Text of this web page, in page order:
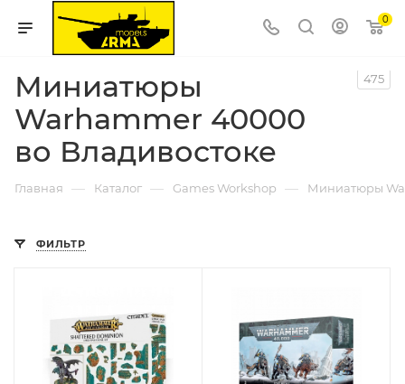
0
Миниатюры
Warhammer 40000
во Владивостоке
475
Главная — Каталог — Games Workshop — Миниатюры
ФИЛЬТР